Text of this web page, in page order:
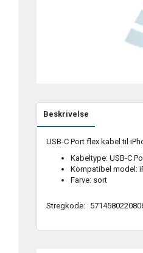
Beskrivelse
USB-C Port flex kabel til
Kabeltype: USB-C
Kompatibel model:
Farve: sort
Stregkode: